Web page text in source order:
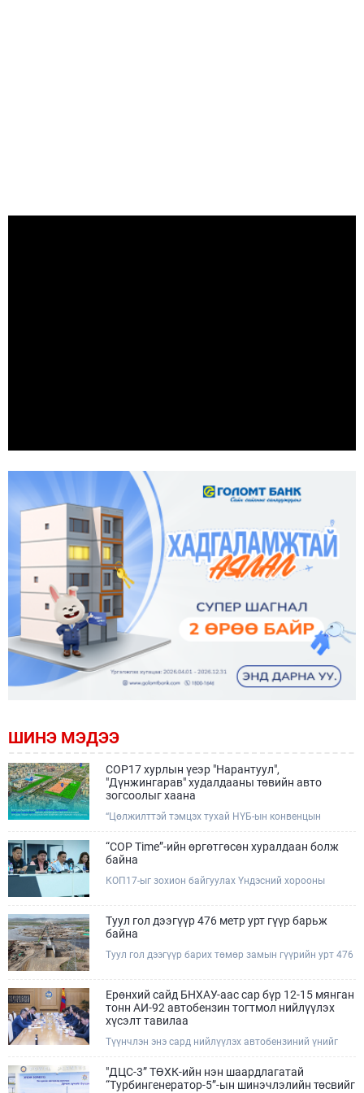
ШИНЭ МЭДЭЭ
COP17 хурлын үеэр "Нарантуул",
"Дүнжингарав" худалдааны төвийн авто
зогсоолыг хаана
“Цөлжилттэй тэмцэх тухай НҮБ-ын конвенцын
сарын 17-28-ны өдрүүдэд Улаанбаатар хотод зохион
байгуулагдана.Хурлын үеэр Нарантуул, Дүнжингарав
тухайн чиглэлд нийтийн тээврийн хүртээмжийг
“COP Time”-ийн өргөтгөсөн хуралдаан болж
байна
КОП17-ыг зохион байгуулах Үндэсний хорооны
дотоод хуралдааныг тогтмол зохион байгуулж ирсэн
билээ.Өнөөдөр “COP Time”-ийн сүүлийн хуралдааныг
бөгөөд үүнд Үндэсний хорооны дэргэдэх дэд
Туул гол дээгүүр 476 метр урт гүүр барьж
байна
Туул гол дээгүүр барих төмөр замын гүүрийн урт 476
хөдөлгөөнийг найдвартай, тасралтгүй нэвтрүүлэх
чухал байгууламж бөгөөд уг ажлыг "Очирням" ХХК,
"Тэргүүн саруул зам" ХХК, "Хотгорзам" ХХК зэрэг
Ерөнхий сайд БНХАУ-аас сар бүр 12-15 мянган
тонн АИ-92 автобензин тогтмол нийлүүлэх
хүсэлт тавилаа
Түүнчлэн энэ сард нийлүүлэх автобензиний үнийг
бууруулах боломжийг судлахыг хүслээ. Тэрбээр
Монгол Улсад үүсээд буй шатахууны нөхцөл байдлыг
"ДЦС-3” ТӨХК-ийн нэн шаардлагатай
“Турбингенератор-5”-ын шинэчлэлийн төсвийг